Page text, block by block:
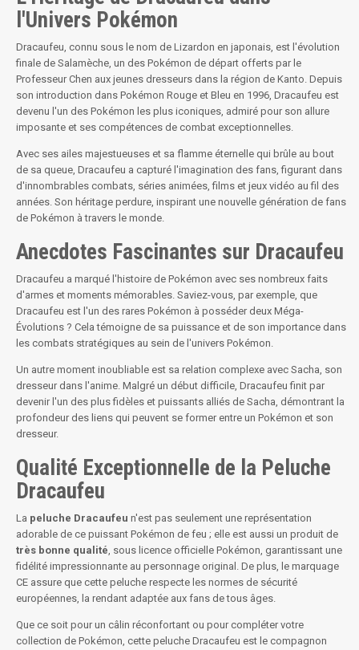
l'Univers Pokémon
Dracaufeu, connu sous le nom de Lizardon en japonais, est l'évolution
finale de Salamèche, un des Pokémon de départ offerts par le
Professeur Chen aux jeunes dresseurs dans la région de Kanto. Depuis
son introduction dans Pokémon Rouge et Bleu en 1996, Dracaufeu est
devenu l'un des Pokémon les plus iconiques, admiré pour son allure
imposante et ses compétences de combat exceptionnelles.
Avec ses ailes majestueuses et sa flamme éternelle qui brûle au bout
de sa queue, Dracaufeu a capturé l'imagination des fans, figurant dans
d'innombrables combats, séries animées, films et jeux vidéo au fil des
années. Son héritage perdure, inspirant une nouvelle génération de fans
de Pokémon à travers le monde.
Anecdotes Fascinantes sur Dracaufeu
Dracaufeu a marqué l'histoire de Pokémon avec ses nombreux faits
d'armes et moments mémorables. Saviez-vous, par exemple, que
Dracaufeu est l'un des rares Pokémon à posséder deux Méga-
Évolutions ? Cela témoigne de sa puissance et de son importance dans
les combats stratégiques au sein de l'univers Pokémon.
Un autre moment inoubliable est sa relation complexe avec Sacha, son
dresseur dans l'anime. Malgré un début difficile, Dracaufeu finit par
devenir l'un des plus fidèles et puissants alliés de Sacha, démontrant la
profondeur des liens qui peuvent se former entre un Pokémon et son
dresseur.
Qualité Exceptionnelle de la Peluche
Dracaufeu
La peluche Dracaufeu n'est pas seulement une représentation
adorable de ce puissant Pokémon de feu ; elle est aussi un produit de
très bonne qualité, sous licence officielle Pokémon, garantissant une
fidélité impressionnante au personnage original. De plus, le marquage
CE assure que cette peluche respecte les normes de sécurité
européennes, la rendant adaptée aux fans de tous âges.
Que ce soit pour un câlin réconfortant ou pour compléter votre
collection de Pokémon, cette peluche Dracaufeu est le compagnon